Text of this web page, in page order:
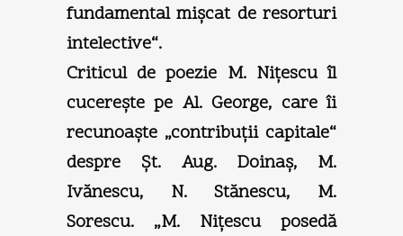
fundamental mişcat de resorturi
intelective“.
Criticul de poezie M. Niţescu îl
cucereşte pe Al. George, care îi
recunoaşte „contribuţii capitale“
despre Şt. Aug. Doinaş, M.
Ivănescu, N. Stănescu, M.
Sorescu. „M. Niţescu posedă